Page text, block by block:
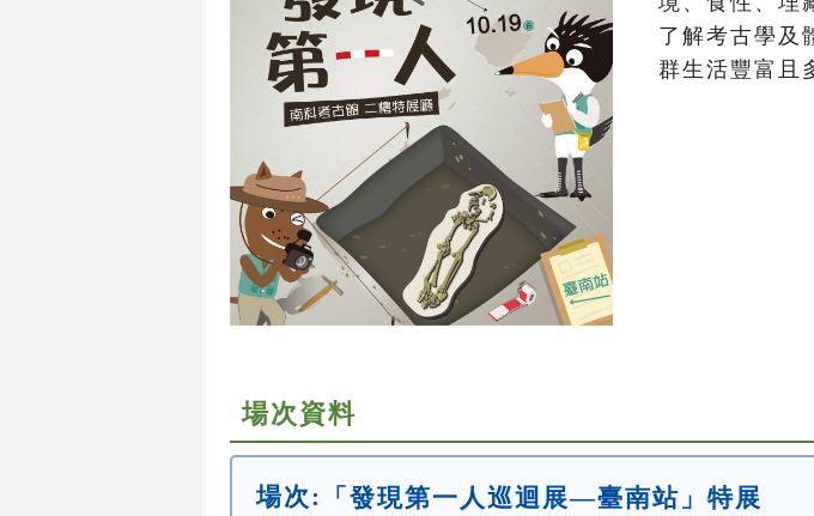
了解考古學及
群生活豐富且
場次資料
場次:
「發現第一人巡迴展—臺南站」特展